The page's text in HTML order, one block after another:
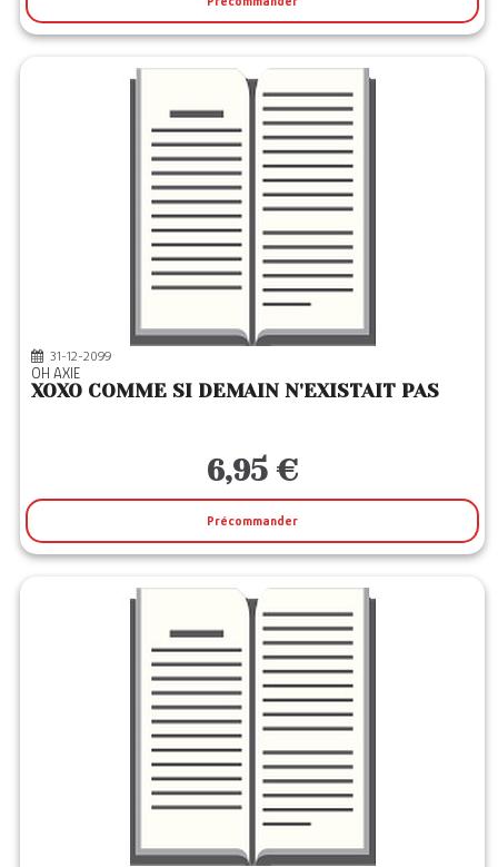
31-12-2099
OH AXIE
XOXO COMME SI DEMAIN N'EXISTAIT PAS
6,95 €
Précommander